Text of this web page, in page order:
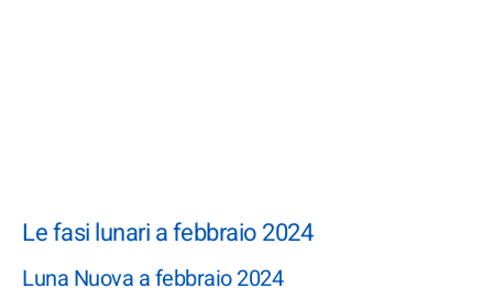
Le fasi lunari a febbraio 2024
Luna Nuova a febbraio 2024